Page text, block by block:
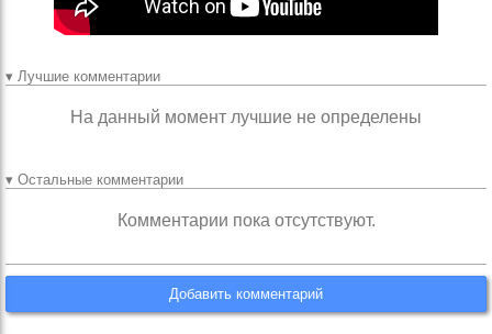
▾ Лучшие комментарии
На данный момент лучшие не определены
▾ Остальные комментарии
Комментарии пока отсутствуют.
Добавить комментарий